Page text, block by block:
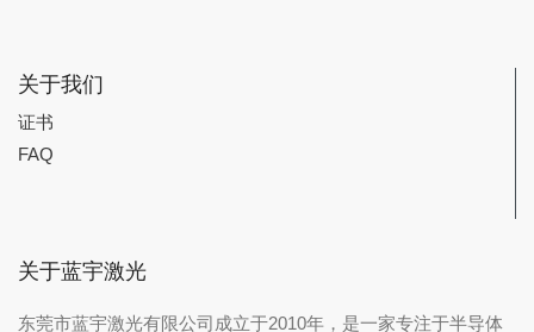
关于我们
证书
FAQ
关于蓝宇激光
东莞市蓝宇激光有限公司成立于2010年，是一家专注于半导体